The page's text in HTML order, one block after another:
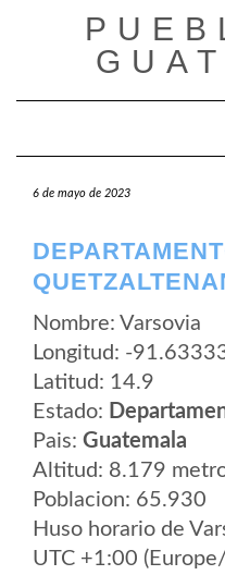
6 de mayo de 2023
Nombre: Varsovia
Longitud: -
Latitud: 14.9
Estado:
Pais: Guatemala
Altitud: 8.179
Poblacion: 65.930
Huso horario de
UTC +1:00